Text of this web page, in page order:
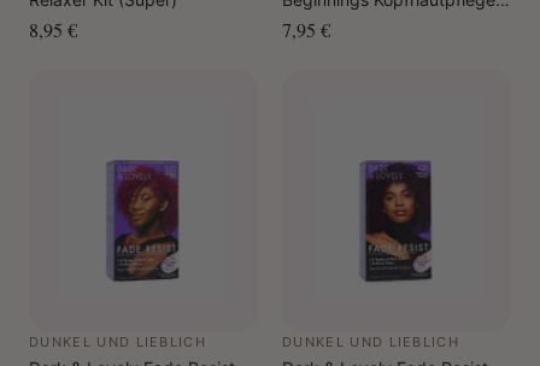
8,95 €
Relaxer (Normales bis
grobes Haar)
7,95 €
DUNKEL UND LIEBLICH DUNKEL UND LIEBLICH